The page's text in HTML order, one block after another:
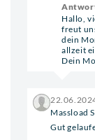
Hallo,
freut
dein
allzeit
Dein
Massload
Gut